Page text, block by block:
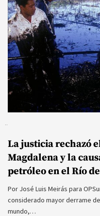
La justicia rechazó
Magdalena y la
petróleo en el Río
Por José Luis Meirás para
considerado mayor derrame
mundo,…